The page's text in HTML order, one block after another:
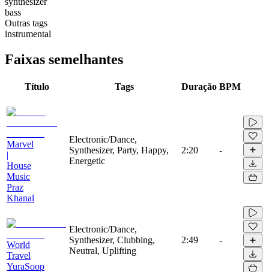
bass
Outras tags
instrumental
Faixas semelhantes
Título Tags Duração BPM
Marvel
|
House
Music
Praz
Khanal
Electronic/Dance,
Synthesizer, Party, Happy,
Energetic
2:20 -
World
Travel
YuraSoop
Electronic/Dance,
Synthesizer, Clubbing,
Neutral, Uplifting
2:49 -